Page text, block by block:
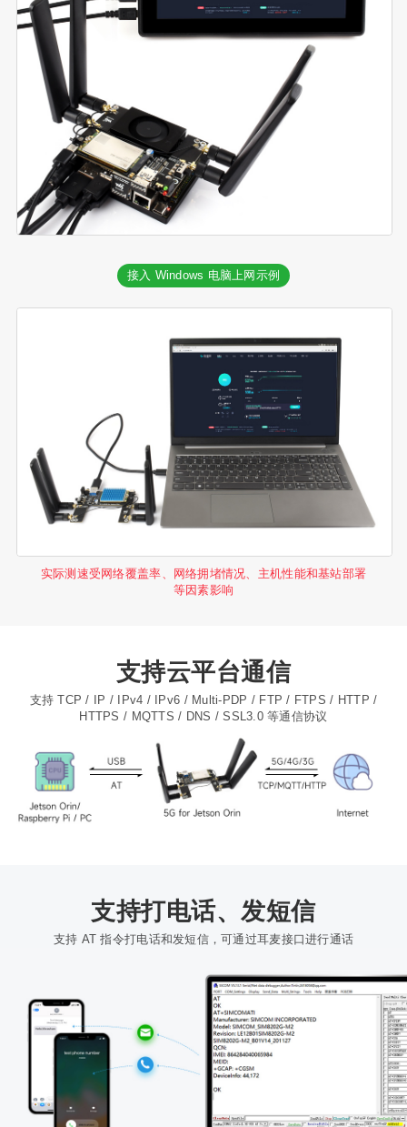
接入 Windows 电脑上网示例
实际测速受网络覆盖率、网络拥堵情况、主机性能和基站部署
等因素影响
支持云平台通信
支持 TCP / IP / IPv4 / IPv6 / Multi-PDP / FTP / FTPS / HTTP /
HTTPS / MQTTS / DNS / SSL3.0 等通信协议
支持打电话、发短信
支持 AT 指令打电话和发短信，可通过耳麦接口进行通话